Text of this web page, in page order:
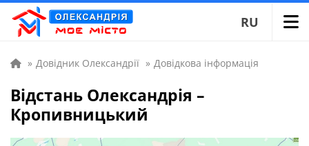
RU
» Довідник Олександрії » Довідкова інформація
Відстань Олександрія –
Кропивницький